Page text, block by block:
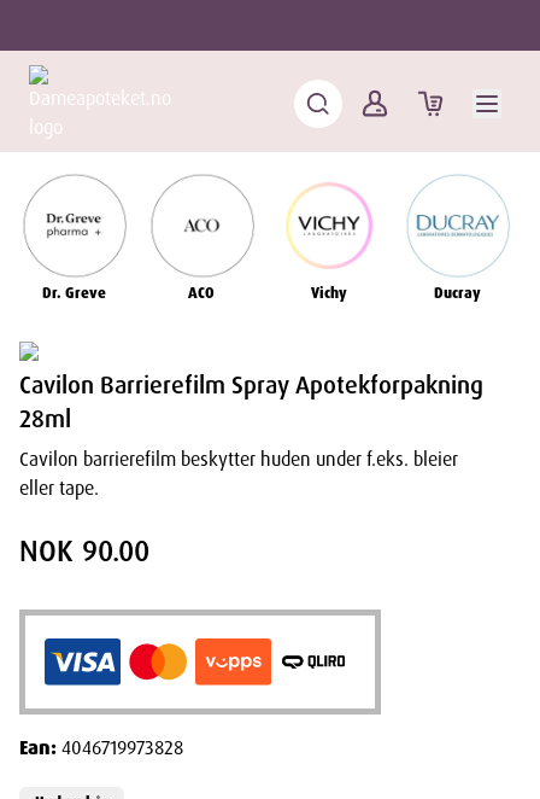
Dr. Greve ACO Vichy Ducray
Cavilon Barrierefilm Spray Apotekforpakning
28ml
Cavilon barrierefilm beskytter huden under f.eks. bleier
eller tape.
NOK 90.00
Ean:4046719973828